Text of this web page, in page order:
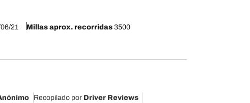
21 Millas aprox. recorridas3500
Recopilado por Driver Reviews